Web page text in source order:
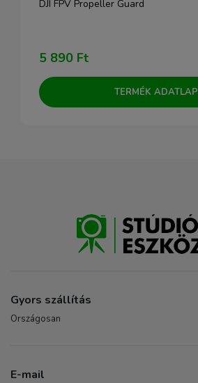
DJI FPV Propeller Guard
5 890 Ft
TERMÉK ADATLAP
Gyors szállítás
Országosan
E-mail